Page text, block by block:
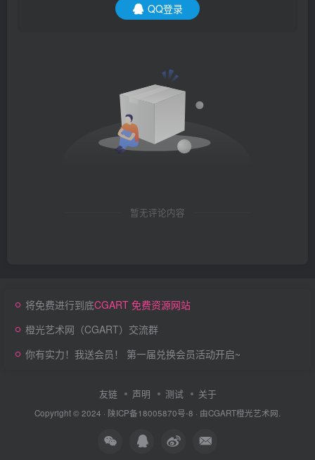
QQ登录
暂无评论内容
将免费进行到底CGART 免费资源网站
橙光艺术网（CGART）交流群
你有实力！我送会员！ 第一届兑换会员活动开启~
友链 声明 测试 关于
Copyright © 2024 · 陕ICP备18005870号-8 · 由CGART橙光艺术网.